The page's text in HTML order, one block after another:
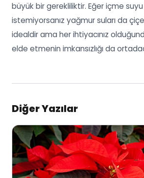
büyük bir gerekliliktir. Eğer içme
istemiyorsanız yağmur suları da
idealdir ama her ihtiyacınız
elde etmenin imkansızlığı da
Diğer Yazılar